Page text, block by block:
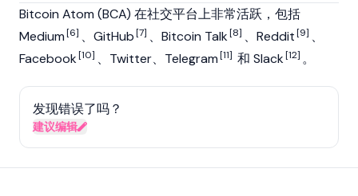
Bitcoin Atom (BCA) 在社交平台上非常活跃，包括
Medium[6] 、GitHub[7] 、Bitcoin Talk[8] 、Reddit[9] 、
Facebook[10] 、Twitter、Telegram[11] 和 Slack[12] 。
发现错误了吗？
建议编辑